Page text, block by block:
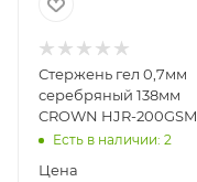
Стержень гел 0,7мм
серебряный 138мм
CROWN HJR-200GSM
Есть в наличии: 2
Цена